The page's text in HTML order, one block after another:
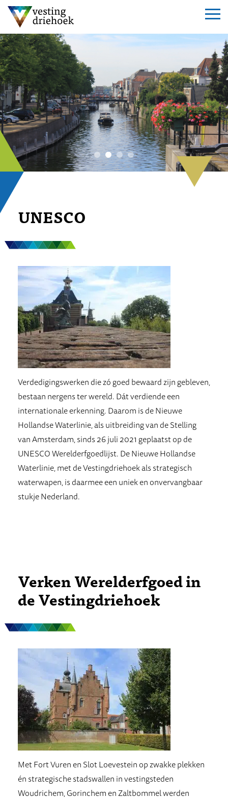
UNESCO
Verdedigingswerken die zó goed bewaard zijn gebleven,
bestaan nergens ter wereld. Dát verdiende een
internationale erkenning. Daarom is de Nieuwe
Hollandse Waterlinie, als uitbreiding van de Stelling
van Amsterdam, sinds 26 juli 2021 geplaatst op de
UNESCO Werelderfgoedlijst. De Nieuwe Hollandse
Waterlinie, met de Vestingdriehoek als strategisch
waterwapen, is daarmee een uniek en onvervangbaar
stukje Nederland.
Verken Werelderfgoed in
de Vestingdriehoek
Met Fort Vuren en Slot Loevestein op zwakke plekken
én strategische stadswallen in vestingsteden
Woudrichem, Gorinchem en Zaltbommel werden